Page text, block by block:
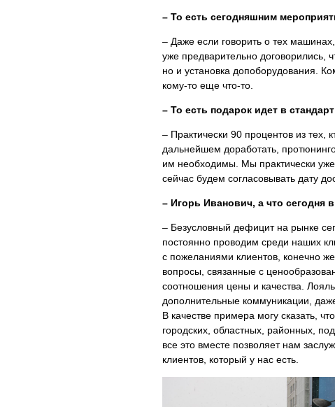
– То есть сегодняшним
– Даже если говорить о тех
уже предварительно договорились,
но и установка допоборудования.
кому-то еще что-то.
– То есть подарок идет в
– Практически 90 процентов из
дальнейшем доработать,
им необходимы. Мы практически
сейчас будем согласовывать дату
– Игорь Иванович, а что сегодня
– Безусловный дефицит на рынке
постоянно проводим среди наших
с пожеланиями клиентов, конечно
вопросы, связанные с
соотношения цены и качества.
дополнительные коммуникации,
В качестве примера могу сказать,
городских, областных, районных,
все это вместе позволяет нам
клиентов, который у нас есть.